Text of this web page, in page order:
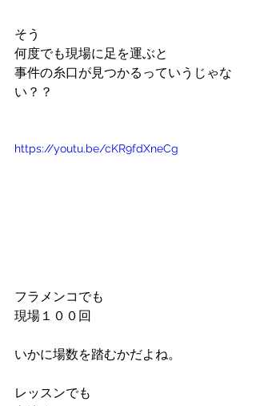
そう
何度でも現場に足を運ぶと
事件の糸口が見つかるっていうじゃな
い？？
https://youtu.be/cKR9fdXneCg
フラメンコでも
現場１００回
いかに場数を踏むかだよね。
レッスンでも